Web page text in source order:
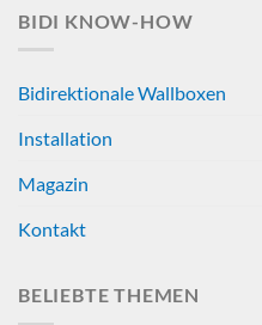
BIDI KNOW-HOW
Bidirektionale Wallboxen
Installation
Magazin
Kontakt
BELIEBTE THEMEN